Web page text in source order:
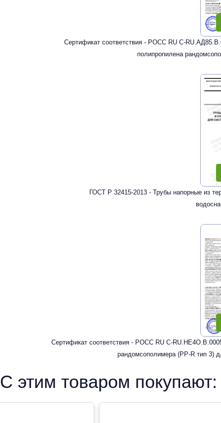
Сертификат соответствия - РОСС RU С-
полипропилена
ГОСТ Р 32415-2013 - Трубы напорные из
Сертификат соответствия - РОСС RU C-
рандомсополимера (PP-R тип 3)
С этим товаром покупают: